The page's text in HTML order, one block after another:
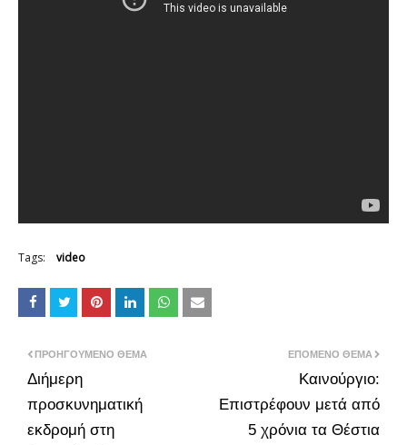
Tags: video
ΕΠΌΜΕΝΟ ΘΈΜΑ
Καινούργιο:
Επιστρέφουν μετά από
5 χρόνια τα Θέστια
ΠΡΟΗΓΟΎΜΕΝΟ ΘΈΜΑ
Διήμερη
προσκυνηματική
εκδρομή στη